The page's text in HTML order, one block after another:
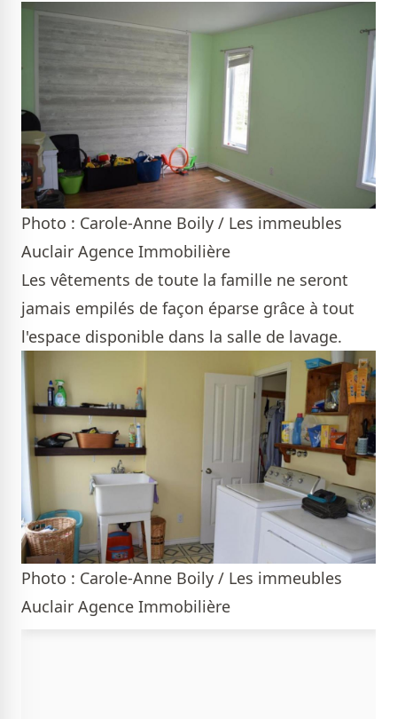
Photo : Carole-Anne Boily / Les immeubles
Auclair Agence Immobilière
Les vêtements de toute la famille ne seront
jamais empilés de façon éparse grâce à tout
l'espace disponible dans la salle de lavage.
Photo : Carole-Anne Boily / Les immeubles
Auclair Agence Immobilière